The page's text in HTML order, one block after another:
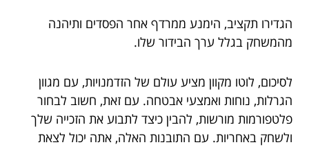
הגדירו תקציב, הימנע ממרדף אחר הפסדים ותיהנה
מהמשחק בגלל ערך הבידור שלו.
לסיכום, לוטו מקוון מציע עולם של הזדמנויות, עם מגוון
הגרלות, נוחות ואמצעי אבטחה. עם זאת, חשוב לבחור
פלטפורמות מורשות, להבין כיצד לתבוע את הזכייה שלך
ולשחק באחריות. עם התובנות האלה, אתה יכול לצאת